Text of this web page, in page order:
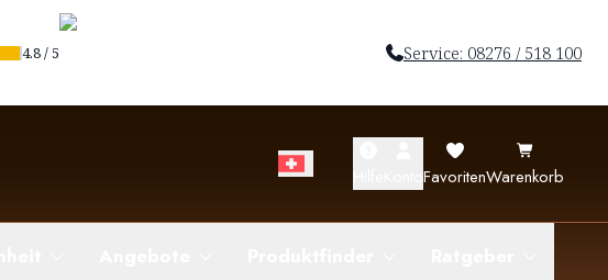
4.8/5 Service: 08276 / 518 100
FavoritenWarenkorb